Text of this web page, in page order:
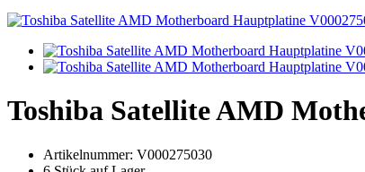
Toshiba Satellite AMD
Artikelnummer: V000275030